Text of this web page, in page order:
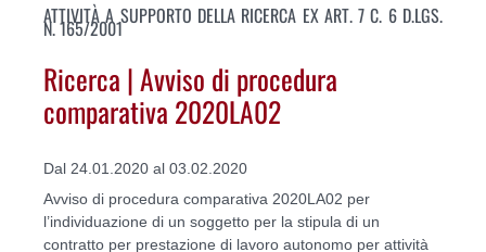
ATTIVITÀ A SUPPORTO DELLA RICERCA EX ART. 7 C. 6 D.LGS.
N. 165/2001
Ricerca | Avviso di procedura
comparativa 2020LA02
Dal 24.01.2020 al 03.02.2020
Avviso di procedura comparativa 2020LA02 per
l’individuazione di un soggetto per la stipula di un
contratto per prestazione di lavoro autonomo per attività